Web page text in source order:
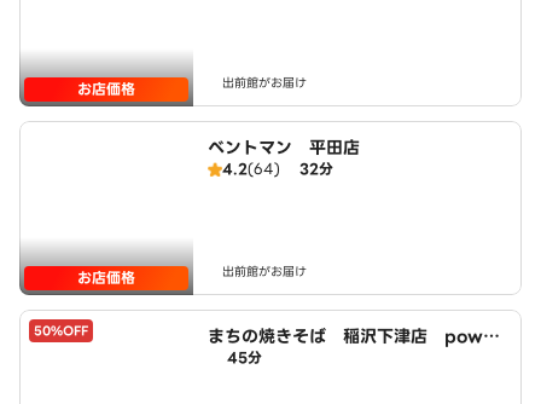
お店価格 出前館がお届け
お店価格
ベントマン 平田店
4.2(64) 32分
出前館がお届け
50%OFF
まちの焼きそば 稲沢下津店 power
ed by LAWSON
45分